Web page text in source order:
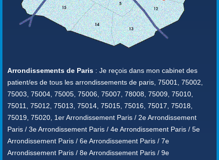
Arrondissements de Paris : Je reçois dans mon cabinet des
patient/es de tous les arrondissements de paris, 75001, 75002,
75003, 75004, 75005, 75006, 75007, 78008, 75009, 75010,
75011, 75012, 75013, 75014, 75015, 75016, 75017, 75018,
75019, 75020, 1er Arrondissement Paris / 2e Arrondissement
Paris / 3e Arrondissement Paris / 4e Arrondissement Paris / 5e
Arrondissement Paris / 6e Arrondissement Paris / 7e
Arrondissement Paris / 8e Arrondissement Paris / 9e